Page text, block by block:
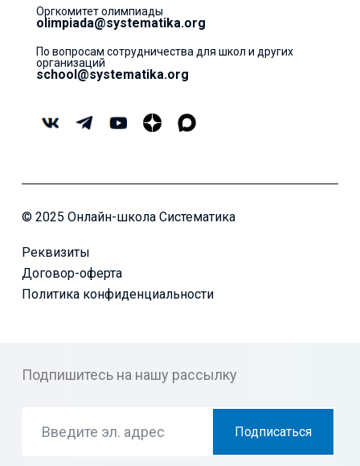
Оргкомитет олимпиады
olimpiada@systematika.org
По вопросам сотрудничества для школ и других
организаций
school@systematika.org
© 2025 Онлайн-школа Систематика
Реквизиты
Договор-оферта
Политика конфиденциальности
Подпишитесь на нашу рассылку
Подписаться